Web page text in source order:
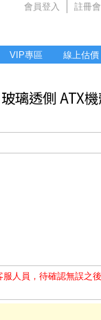
會員登入 註冊
VIP專區 線上估價
璃透側 ATX
人員，待確認無誤之